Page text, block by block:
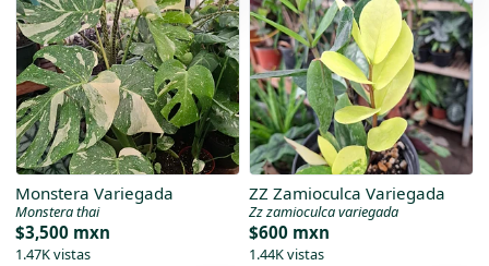
Monstera Variegada
Monstera thai
$3,500 mxn
1.47K vistas
ZZ Zamioculca Variegada
Zz zamioculca variegada
$600 mxn
1.44K vistas